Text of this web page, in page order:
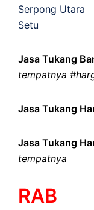
Serpong Utara
Setu
Jasa Tukang
tempatnya
Jasa Tukang
Jasa Tukang
tempatnya
RAB